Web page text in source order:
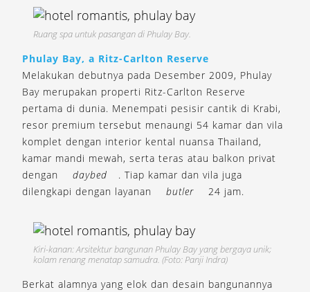
Ruang spa untuk pasangan di Phulay Bay.
Phulay Bay, a Ritz-Carlton Reserve
Melakukan debutnya pada Desember 2009, Phulay
Bay merupakan properti Ritz-Carlton Reserve
pertama di dunia. Menempati pesisir cantik di Krabi,
resor premium tersebut menaungi 54 kamar dan vila
komplet dengan interior kental nuansa Thailand,
kamar mandi mewah, serta teras atau balkon privat
dengan
daybed
. Tiap kamar dan vila juga
dilengkapi dengan layanan
butler 24 jam.
Kiri-kanan: Arsitektur bangunan Phulay Bay yang bergaya unik;
kolam renang menatap samudra. (Foto: Panji Indra)
Berkat alamnya yang elok dan desain bangunannya